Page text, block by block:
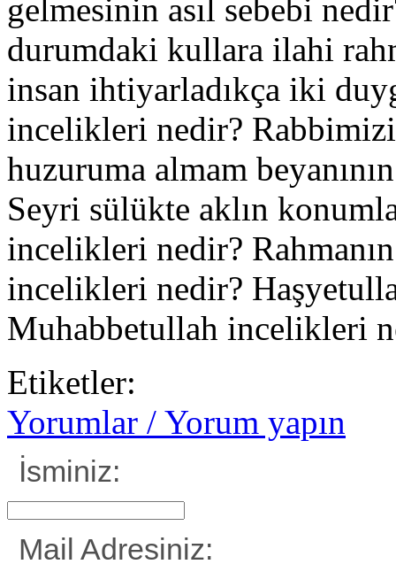
gelmesinin asıl sebebi
durumdaki kullara ilahi
insan ihtiyarladıkça iki
incelikleri nedir?
huzuruma almam
Seyri sülükte aklın
incelikleri nedir?
incelikleri nedir?
Muhabbetullah incelikleri
Etiketler:
Yorumlar / Yorum yapın
İsminiz:
Mail Adresiniz: